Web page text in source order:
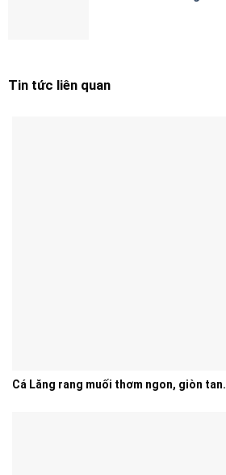
Tin tức liên quan
Cá Lăng rang muối thơm ngon, giòn tan.